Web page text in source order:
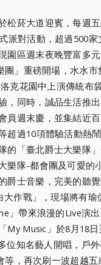
松菸大道迎賓，每週五
派對活動，超過500
園區週末夜晚豐富多
團」重磅開場，水水市
克花園中上演傳統布
，同時，誠品生活推
員週末慶 ，並集結近
超過10項體驗活動熱
的「臺北爵士大樂隊
樂隊-都會團及可愛的
爵士音樂，完美的聽
作戰」，現場將有瑜
」帶來浪漫的Live演
My Music」於8月18
位知名藝人開唱，戶
等，再次刷一波超越